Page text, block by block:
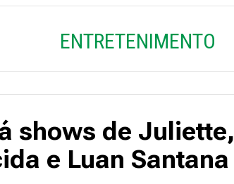
ENTRETENIMENTO
shows de Juliette,
e Luan Santana